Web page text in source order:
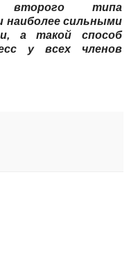
типа
наиболее сильными
а такой способ
у всех членов